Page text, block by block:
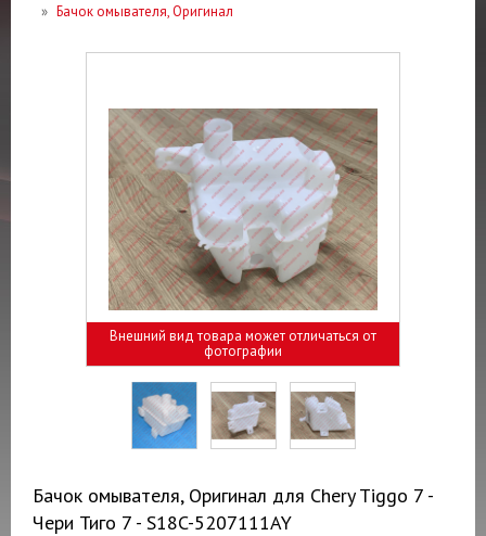
» Бачок омывателя, Оригинал
Внешний вид товара может отличаться от
фотографии
Бачок омывателя, Оригинал для Chery Tiggo 7 -
Чери Тиго 7 - S18C-5207111AY